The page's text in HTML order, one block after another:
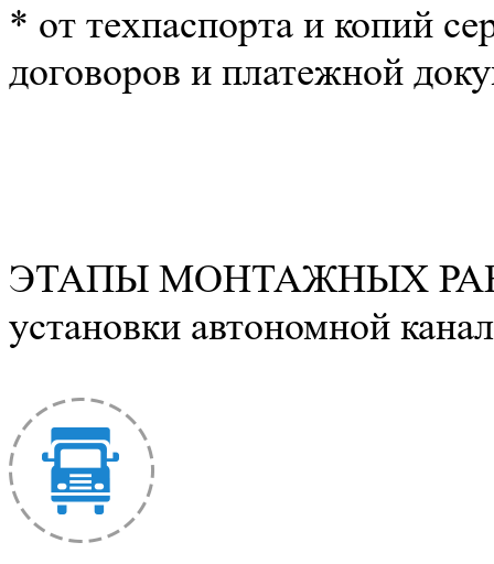
* от техпаспорта и копий
договоров и платежной
ЭТАПЫ МОНТАЖНЫХ
установки автономной